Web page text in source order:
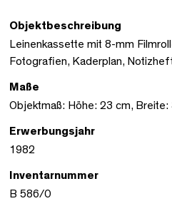
Objektbeschreibung
Leinenkassette mit 8-mm
Fotografien, Kaderplan,
Maße
Objektmaß: Höhe: 23 cm,
Erwerbungsjahr
1982
Inventarnummer
B 586/0